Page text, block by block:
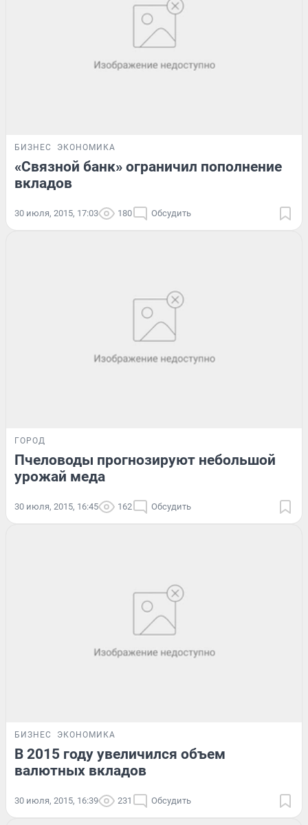
БИЗНЕС ЭКОНОМИКА
«Связной банк» ограничил пополнение
вкладов
30 июля, 2015, 17:03 180 Обсудить
ГОРОД
Пчеловоды прогнозируют небольшой
урожай меда
30 июля, 2015, 16:45 162 Обсудить
БИЗНЕС ЭКОНОМИКА
В 2015 году увеличился объем
валютных вкладов
30 июля, 2015, 16:39 231 Обсудить